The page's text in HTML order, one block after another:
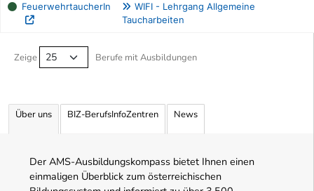
FeuerwehrtaucherIn
WIFI - Lehrgang Allgemeine
Taucharbeiten
Zeige Berufe mit Ausbildungen
Über uns BIZ-BerufsInfoZentren News
Der AMS-Ausbildungskompass bietet Ihnen einen
einmaligen Überblick zum österreichischen